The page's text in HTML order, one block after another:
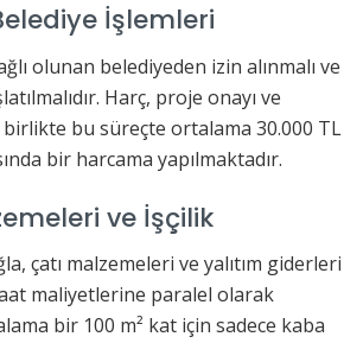
İşlemleri
olunan belediyeden izin alınmalı ve
Harç, proje onayı ve
bu süreçte ortalama 30.000 TL
bir harcama yapılmaktadır.
ve İşçilik
çatı malzemeleri ve yalıtım giderleri
maliyetlerine paralel olarak
bir 100 m² kat için sadece kaba